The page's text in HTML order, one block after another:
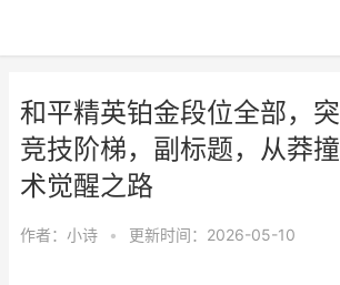
和平精英铂金段位全部，
竞技阶梯，副标题，从莽
术觉醒之路
作者： 小诗 • 更新时间：2026-05-10